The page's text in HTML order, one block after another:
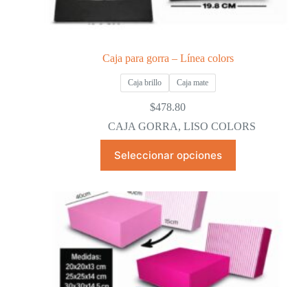
Caja para gorra – Línea colors
Caja brillo Caja mate
$478.80
CAJA GORRA, LISO COLORS
Seleccionar opciones
producto
tiene
variantes.
opciones
se
pueden
elegir